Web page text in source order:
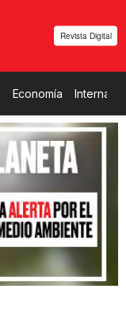
Revista Digital
Economía